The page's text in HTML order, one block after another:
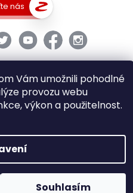
Vám umožnili pohodlné
provozu webu
výkon a použitelnost.
Souhlasím
nás
Shoptet
. Všechna práva vyhrazena.
cookies
nakódoval